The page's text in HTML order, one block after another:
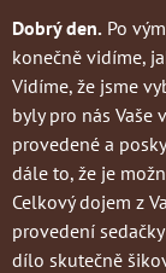
Dobrý den. Po
konečně vidíme,
Vidíme, že jsme
byly pro nás Vaše
provedené a
dále to, že je
Celkový dojem z
provedení
dílo skutečně